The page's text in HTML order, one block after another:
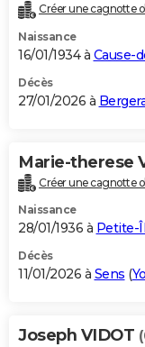
Créer une cagnotte
Naissance
16/01/1934 à Cause-
Décès
27/01/2026 à
Marie-therese
Créer une cagnotte
Naissance
28/01/1936 à Petite-
Décès
11/01/2026 à Sens (
Joseph VIDOT